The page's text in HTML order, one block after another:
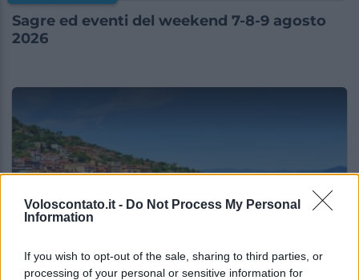
Voloscontato.it - Do Not Process My Personal
Information
If you wish to opt-out of the sale, sharing to third parties, or
processing of your personal or sensitive information for
Sagre ed eventi del weekend 7-8-9 agosto
2026
SAGRE ED EVENTI